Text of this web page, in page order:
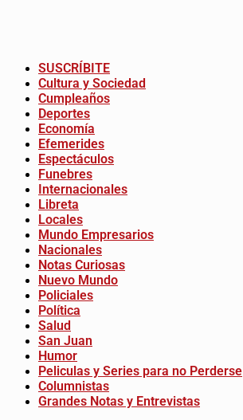
SUSCRÍBITE
Cultura y Sociedad
Cumpleaños
Deportes
Economía
Efemerides
Espectáculos
Funebres
Internacionales
Libreta
Locales
Mundo Empresarios
Nacionales
Notas Curiosas
Nuevo Mundo
Policiales
Política
Salud
San Juan
Humor
Peliculas y Series para no Perderse
Columnistas
Grandes Notas y Entrevistas